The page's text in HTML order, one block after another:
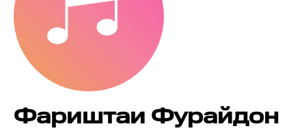
Фариштаи Фурайдон